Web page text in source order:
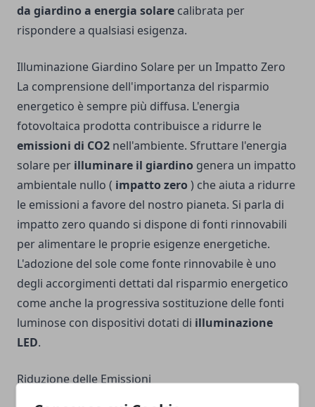
da giardino a energia solare calibrata per
rispondere a qualsiasi esigenza.
Illuminazione Giardino Solare per un Impatto Zero
La comprensione dell'importanza del risparmio
energetico è sempre più diffusa. L'energia
fotovoltaica prodotta contribuisce a ridurre le
emissioni di CO2 nell'ambiente. Sfruttare l'energia
solare per illuminare il giardino genera un impatto
ambientale nullo ( impatto zero ) che aiuta a ridurre
le emissioni a favore del nostro pianeta. Si parla di
impatto zero quando si dispone di fonti rinnovabili
per alimentare le proprie esigenze energetiche.
L'adozione del sole come fonte rinnovabile è uno
degli accorgimenti dettati dal risparmio energetico
come anche la progressiva sostituzione delle fonti
luminose con dispositivi dotati di illuminazione
LED.
Riduzione delle Emissioni